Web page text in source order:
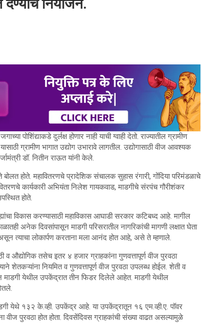
देण्याचे नियोजन.
पोशिंद्याकडे दुर्लक्ष होणार नाही याची ग्वाही देतो. राज्यातील ग्रामीण
ग्रामीण भागात उद्योग उभारावे लागतील. उद्योगासाठी वीज आवश्यक
डॉ. नितीन राऊत यांनी केले.
होते. महावितरणचे प्रादेशिक संचालक सुहास रंगारी, गोंदिया परिमंडळाचे
कार्यकारी अभियंता निलेश गायकवाड, माडगीचे संरपंच गौरीशंकर
होते.
विकास करण्यासाठी महाविकास आघाडी सरकार कटिबध्द आहे. मागील
अनेक दिवसांपासून माडगी परिसरातील नागरिकांची मागणी लक्षात घेता
त्याचा लोकार्पण करताना मला आनंद होत आहे, असे ते म्हणाले.
औद्योगिक तसेच इतर ४ हजार ग्राहकांना गुणवत्तापूर्ण वीज पुरवठा
शेतकऱ्यांना नियमित व गुणवत्तापूर्ण वीज पुरवठा उपलब्ध होईल. शेती व
माडगी येथील उपकेंद्रात तीन फिडर दिलेले आहेत. माडगी येथील
येथे १३२ के.व्ही. उपकेंद्र आहे. या उपकेंद्रातून १६ एम.व्ही.ए. पॉवर
वीज पुरवठा होत होता. दिवसेंदिवस ग्राहकांची संख्या वाढत असल्यामुळे